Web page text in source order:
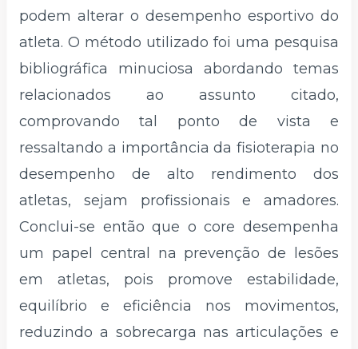
podem alterar o desempenho esportivo do
atleta. O método utilizado foi uma pesquisa
bibliográfica minuciosa abordando temas
relacionados ao assunto citado,
comprovando tal ponto de vista e
ressaltando a importância da fisioterapia no
desempenho de alto rendimento dos
atletas, sejam profissionais e amadores.
Conclui-se então que o core desempenha
um papel central na prevenção de lesões
em atletas, pois promove estabilidade,
equilíbrio e eficiência nos movimentos,
reduzindo a sobrecarga nas articulações e